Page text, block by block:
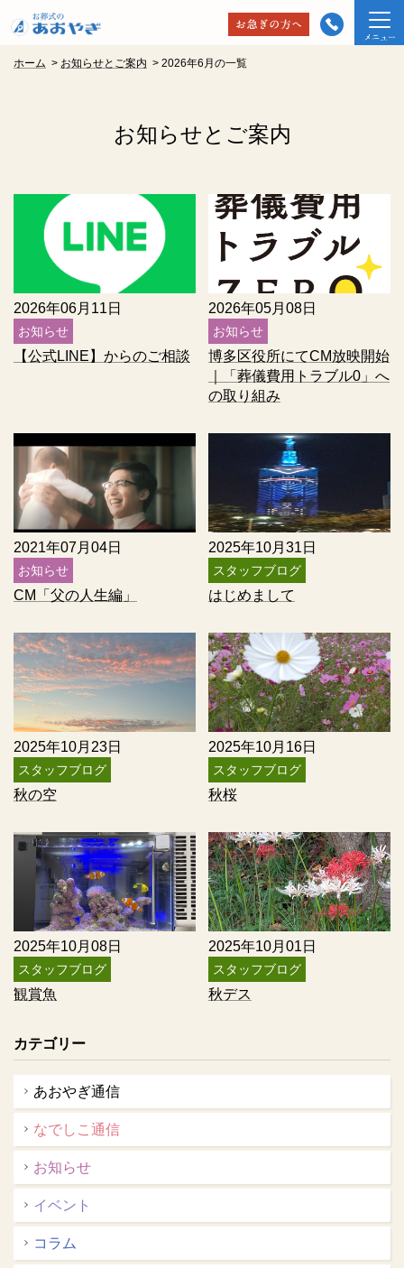
ホーム > お知らせとご案内 > 2026年6月の一覧
お知らせとご案内
2026年06月11日
お知らせ
【公式LINE】からのご相談
2026年05月08日
お知らせ
博多区役所にてCM放映開始
｜「葬儀費用トラブル0」へ
の取り組み
2021年07月04日
お知らせ
CM「父の人生編」
2025年10月31日
スタッフブログ
はじめまして
2025年10月23日
スタッフブログ
秋の空
2025年10月16日
スタッフブログ
秋桜
2025年10月08日
スタッフブログ
観賞魚
2025年10月01日
スタッフブログ
秋デス
カテゴリー
あおやぎ通信
なでしこ通信
お知らせ
イベント
コラム